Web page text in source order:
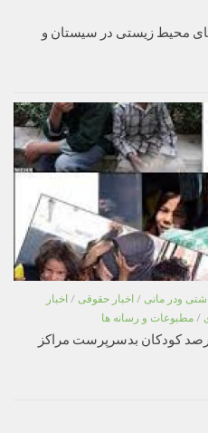
محیط زیستی در سیستان و
ودر مانی / اخبار حقوقی / اخبار
/ مطبوعات و رسانه ها
با ایرنا اعلام شد؛ ۲۷ درصد کودکان بدسرپرست مراکز